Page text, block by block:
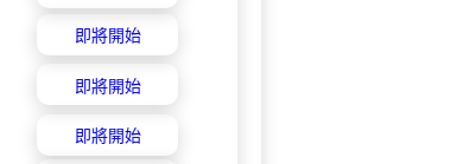
即將開始
即將開始
即將開始